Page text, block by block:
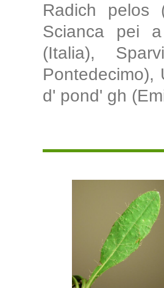
Radich pelos
Scianca pei
(Italia),
Pontedecimo),
d' pond' gh